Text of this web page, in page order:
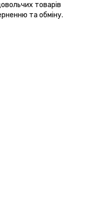
товарів
та обміну.